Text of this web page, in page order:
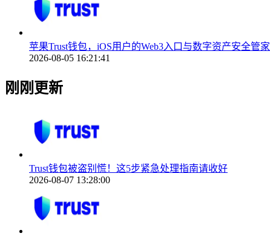
苹果Trust钱包，iOS用户的Web3入口与数字资产安全管家
2026-08-05 16:21:41
刚刚更新
Trust钱包被盗别慌！这5步紧急处理指南请收好
2026-08-07 13:28:00